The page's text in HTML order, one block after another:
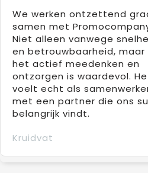
We werken ontzettend
samen met
Niet alleen vanwege
en betrouwbaarheid, maar
het actief meedenken en
ontzorgen is waardevol.
voelt echt als
met een partner die ons
belangrijk vindt.
Kruidvat